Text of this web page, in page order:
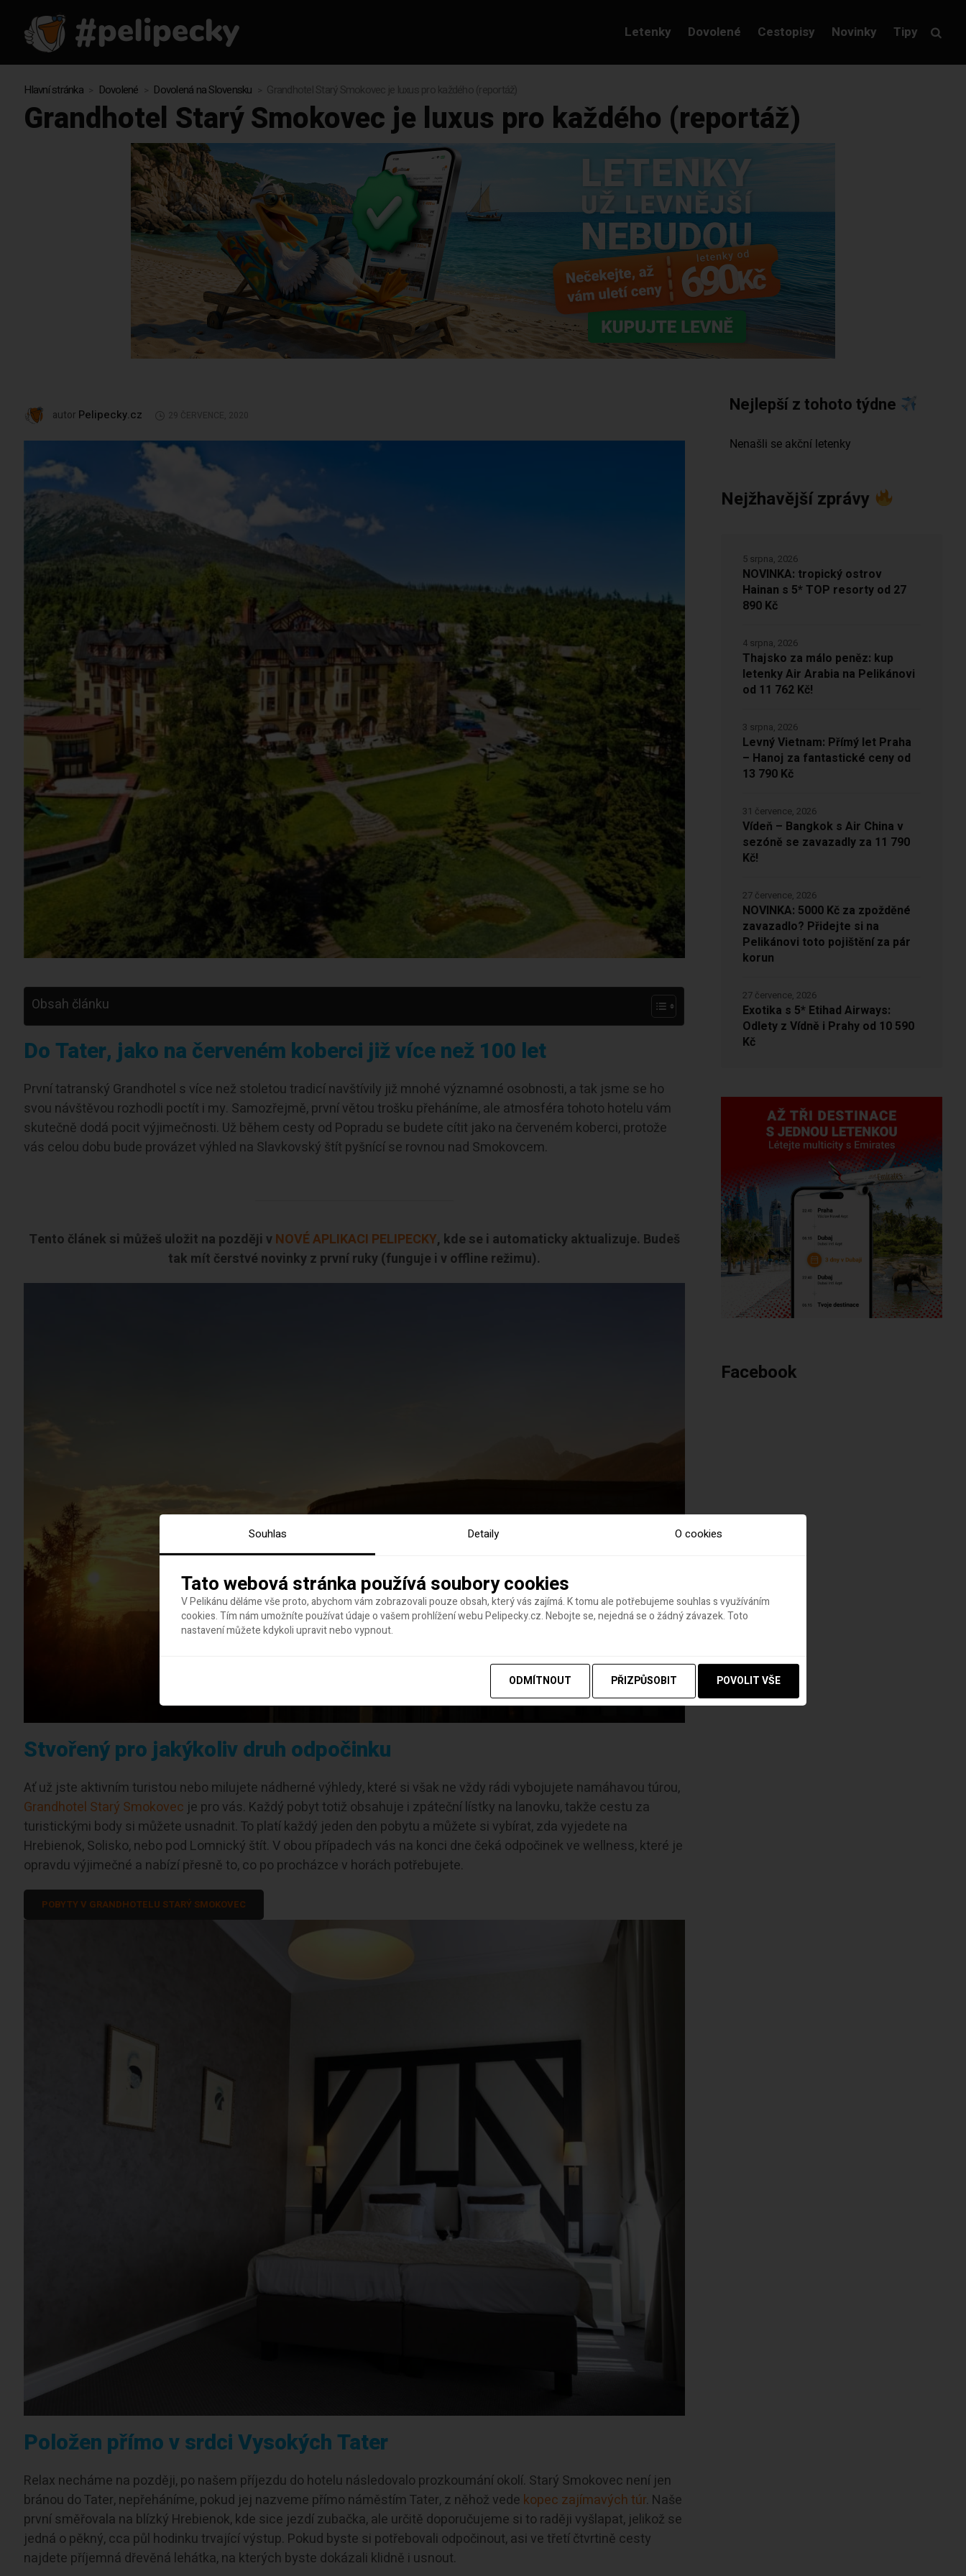
Letenky Dovolené Cestopisy Novinky Tipy
Hlavní stránka Dovolené Dovolená na Slovensku Grandhotel Starý Smokovec je luxus pro každého (reportáž)
Grandhotel Starý Smokovec je luxus pro každého (reportáž)
autor Pelipecky.cz 29 ČERVENCE, 2020
Obsah článku
Do Tater, jako na červeném koberci již více než 100 let
První tatranský Grandhotel s více než stoletou tradicí navštívily již mnohé významné osobnosti, a tak jsme se ho
svou návštěvou rozhodli poctít i my. Samozřejmě, první větou trošku přeháníme, ale atmosféra tohoto hotelu vám
skutečně dodá pocit výjimečnosti. Už během cesty od Popradu se budete cítit jako na červeném koberci, protože
vás celou dobu bude provázet výhled na Slavkovský štít pyšnící se rovnou nad Smokovcem.
Tento článek si můžeš uložit na později vNOVÉ APLIKACI PELIPECKY, kde se i automaticky aktualizuje. Budeš
tak mít čerstvé novinky z první ruky (funguje i v offline režimu).
Stvořený pro jakýkoliv druh odpočinku
Ať už jste aktivním turistou nebo milujete nádherné výhledy, které si však ne vždy rádi vybojujete namáhavou túrou,
Grandhotel Starý Smokovec je pro vás. Každý pobyt totiž obsahuje i zpáteční lístky na lanovku, takže cestu za
turistickými body si můžete usnadnit. To platí každý jeden den pobytu a můžete si vybírat, zda vyjedete na
Hrebienok, Solisko, nebo pod Lomnický štít. V obou případech vás na konci dne čeká odpočinek ve wellness, které je
opravdu výjimečné a nabízí přesně to, co po procházce v horách potřebujete.
POBYTY V GRANDHOTELU STARÝ SMOKOVEC
Položen přímo v srdci Vysokých Tater
Relax necháme na později, po našem příjezdu do hotelu následovalo prozkoumání okolí. Starý Smokovec není jen
bránou do Tater, nepřeháníme, pokud jej nazveme přímo náměstím Tater, z něhož vede kopec zajímavých túr. Naše
první směřovala na blízký Hrebienok, kde sice jezdí zubačka, ale určitě doporučujeme si to raději vyšlapat, jelikož se
jedná o pěkný, cca půl hodinku trvající výstup. Pokud byste si potřebovali odpočinout, asi ve třetí čtvrtině cesty
najdete příjemná dřevěná lehátka, na kterých byste dokázali klidně i usnout.
Nejlepší z tohoto týdne
Nejžhavější zprávy
NOVINKA: tropický ostrov
Hainan s 5* TOP resorty od 27
890 Kč
5 srpna, 2026
Thajsko za málo peněz: kup
letenky Air Arabia na Pelikánovi
od 11 762 Kč!
4 srpna, 2026
Levný Vietnam: Přímý let Praha
– Hanoj za fantastické ceny od
13 790 Kč
3 srpna, 2026
Vídeň – Bangkok s Air China v
sezóně se zavazadly za 11 790
Kč!
31 července, 2026
NOVINKA: 5000 Kč za zpožděné
zavazadlo? Přidejte si na
Pelikánovi toto pojištění za pár
korun
27 července, 2026
Exotika s 5* Etihad Airways:
Odlety z Vídně i Prahy od 10 590
Kč
27 července, 2026
Facebook
Souhlas Detaily O cookies
Tato webová stránka používá soubory cookies
V Pelikánu děláme vše proto, abychom vám zobrazovali pouze obsah, který vás zajímá. K tomu ale potřebujeme souhlas s využíváním
cookies. Tím nám umožníte používat údaje o vašem prohlížení webu Pelipecky.cz. Nebojte se, nejedná se o žádný závazek. Toto
nastavení můžete kdykoli upravit nebo vypnout.
ODMÍTNOUT PŘIZPŮSOBIT POVOLIT VŠE